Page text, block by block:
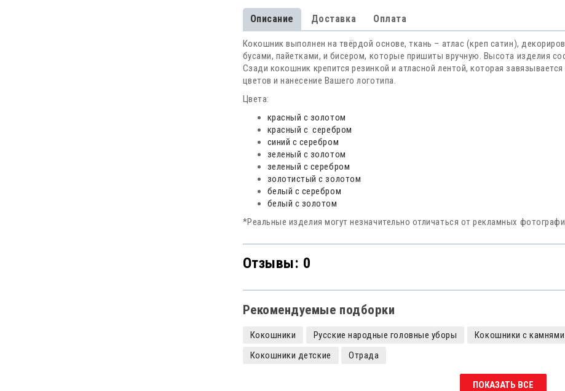
Описание Доставка Оплата
Кокошник выполнен на твёрдой основе, ткань – атлас (креп сатин),
бусами, пайетками, и бисером, которые пришиты вручную. Высота изделия
Сзади кокошник крепится резинкой и атласной лентой, которая
цветов и нанесение Вашего логотипа.
Цвета:
красный с золотом
красный с серебром
синий с серебром
зеленый с золотом
зеленый с серебром
золотистый с золотом
белый с серебром
белый с золотом
*Реальные изделия могут незначительно отличаться от рекламных
Отзывы: 0
Рекомендуемые подборки
Кокошники Русские народные головные уборы Кокошники с камнями
Кокошники детские
Отрада
ПОКАЗАТЬ ВСЕ